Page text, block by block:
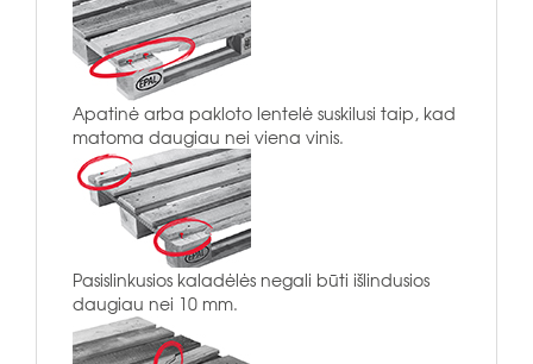
Apatinė arba pakloto lentelė suskilusi taip, kad
matoma daugiau nei viena vinis.
Pasislinkusios kaladėlės negali būti išlindusios
daugiau nei 10 mm.